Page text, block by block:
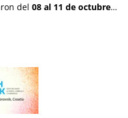
del 08 al 11 de octubre…